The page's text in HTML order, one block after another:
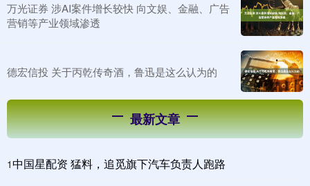
万光证券 涉AI案件增长较快 向文娱、金融、广告
营销等产业领域渗透
德宏信投 关于丙乾传奇酒，鲁迅是这么认为的
最新文章
1中国星配资 猛料，追觅旗下汽车负责人跑路